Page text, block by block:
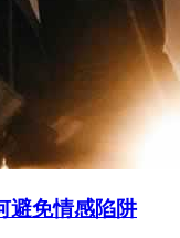
避免情感陷阱